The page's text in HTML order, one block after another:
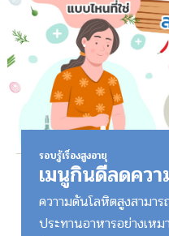
รอบรู้เรื่องสูงอายุ
เมนูกินดีลดคว
ควาามดันโลหิตสูงสามา
ประทานอาหารอย่างเหม